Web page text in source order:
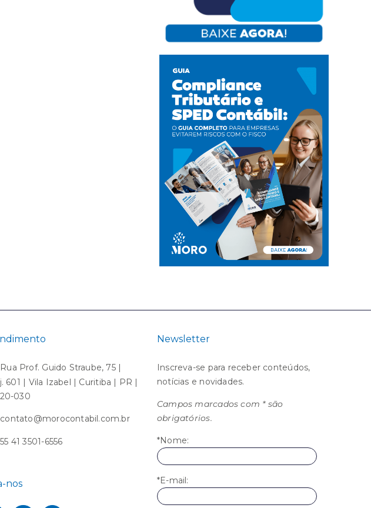
Rua Prof. Guido Straube, 75 |
601 | Vila Izabel | Curitiba | PR |
030
contato@morocontabil.com.br
55 41 3501-6556
nos
Newsletter
Inscreva-se para receber conteúdos,
notícias e novidades.
Campos marcados com * são
obrigatórios.
*Nome:
*E-mail: